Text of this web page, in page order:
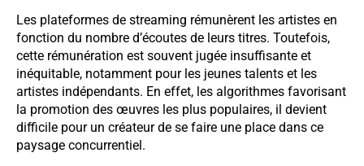
Les plateformes de streaming rémunèrent les artistes en
fonction du nombre d’écoutes de leurs titres. Toutefois,
cette rémunération est souvent jugée insuffisante et
inéquitable, notamment pour les jeunes talents et les
artistes indépendants. En effet, les algorithmes favorisant
la promotion des œuvres les plus populaires, il devient
difficile pour un créateur de se faire une place dans ce
paysage concurrentiel.